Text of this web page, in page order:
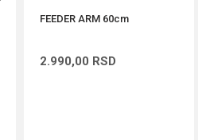
FEEDER ARM 60cm
2.990,00 RSD